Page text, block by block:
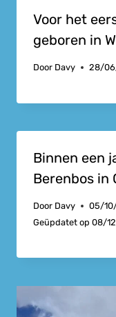
Voor het
geboren in
Door Davy 28/
Binnen een
Berenbos in
Door Davy
05/
Geüpdatet op 08/